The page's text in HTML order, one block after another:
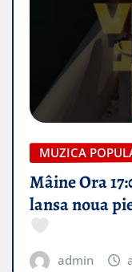
MUZICA
Mâine Ora
lansa noua
admin